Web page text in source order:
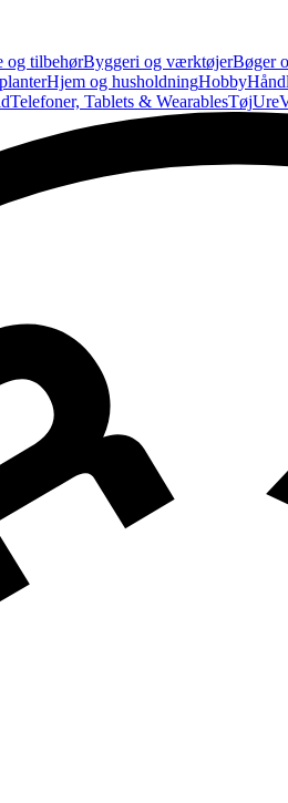
og tilbehørByggeri og værktøjerBøger
Hjem og husholdningHobby
Telefoner, Tablets & WearablesTøjUre